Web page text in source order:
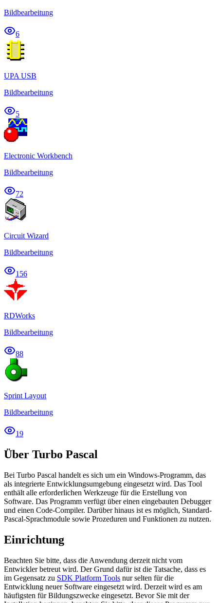
Bildbearbeitung
6
UPA USB
Bildbearbeitung
5
Electronic Workbench
Bildbearbeitung
72
Circuit Wizard
Bildbearbeitung
156
RDWorks
Bildbearbeitung
88
Sprint Layout
Bildbearbeitung
19
Über Turbo Pascal
Bei Turbo Pascal handelt es sich um ein Windows-Programm, das
als integrierte Entwicklungsumgebung eingesetzt wird. Das Tool
enthält alle erforderlichen Werkzeuge für die Erstellung von
Software. Das Programm verfügt über einen eingebauten Debugger
und einen Code-Compiler. Darüber hinaus ist es möglich, Standard-
Pascal-Sprachmodule sowie Prozeduren und Funktionen zu nutzen.
Einrichtung
Beachten Sie bitte, dass die Anwendung derzeit nicht vom
Entwickler betreut wird. Der Grund dafür ist die Tatsache, dass es
im Gegensatz zu SDK Platform Tools nur selten für die
Entwicklung neuer Software eingesetzt wird. Derzeit wird es am
häufigsten für Bildungszwecke eingesetzt. Bevor Sie mit der